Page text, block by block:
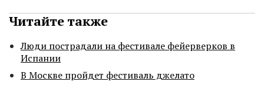
Читайте также
Люди пострадали на фестивале фейерверков в
Испании
В Москве пройдет фестиваль джелато